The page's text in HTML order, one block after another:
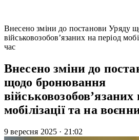
Внесено зміни до постанови Уряду
військовозобов’язаних на період
час
Внесено зміни до
щодо бронювання
військовозобов’язаних
мобілізації та на
9 вересня 2025 · 21:02